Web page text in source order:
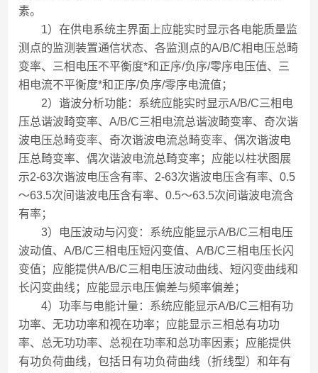
素。
1）在供电系统主界面上应能实时显示各电能质量监
测点的监测装置通信状态、各监测点的A/B/C相电压总畸
变率、三相电压不平衡度*和正序/负序/零序电压值、三
相电流不平衡度*和正序/负序/零序电流值；
2）谐波分析功能：系统应能实时显示A/B/C三相电
压总谐波畸变率、A/B/C三相电流总谐波畸变率、奇次谐
波电压总畸变率、奇次谐波电流总畸变率、偶次谐波电
压总畸变率、偶次谐波电流总畸变率；应能以柱状图展
示2-63次谐波电压含有率、2-63次谐波电压含有率、0.5
～63.5次间谐波电压含有率、0.5～63.5次间谐波电流含
有率；
3）电压波动与闪变：系统应能显示A/B/C三相电压
波动值、A/B/C三相电压短闪变值、A/B/C三相电压长闪
变值；应能提供A/B/C三相电压波动曲线、短闪变曲线和
长闪变曲线；应能显示电压偏差与频率偏差；
4）功率与电能计量：系统应能显示A/B/C三相有功
功率、无功功率和视在功率；应能显示三相总有功功
率、总无功功率、总视在功率和总功率因素；应能提供
有功负荷曲线，包括日有功负荷曲线（折线型）和年有